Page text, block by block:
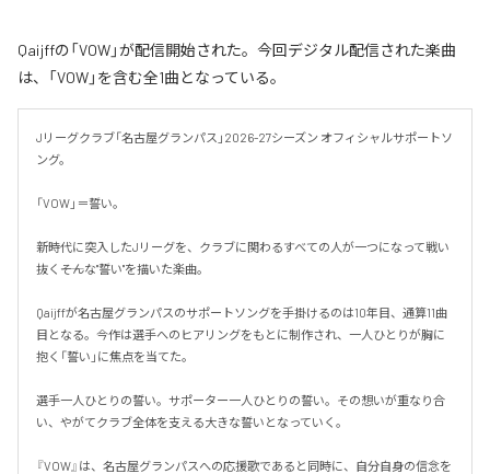
Qaijffの「VOW」が配信開始された。今回デジタル配信された楽曲
は、「VOW」を含む全1曲となっている。
Jリーグクラブ「名古屋グランパス」2026-27シーズン オフィシャルサポートソ
ング。
「VOW」＝誓い。
新時代に突入したJリーグを、クラブに関わるすべての人が一つになって戦い
抜く――そんな"誓い"を描いた楽曲。
Qaijffが名古屋グランパスのサポートソングを手掛けるのは10年目、通算11曲
目となる。今作は選手へのヒアリングをもとに制作され、一人ひとりが胸に
抱く「誓い」に焦点を当てた。
選手一人ひとりの誓い。サポーター一人ひとりの誓い。その想いが重なり合
い、やがてクラブ全体を支える大きな誓いとなっていく。
『VOW』は、名古屋グランパスへの応援歌であると同時に、自分自身の信念を